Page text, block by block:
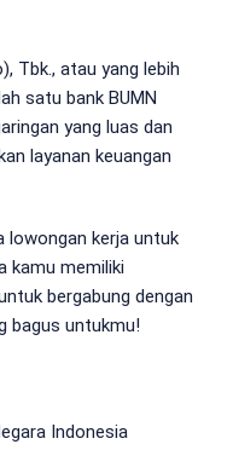
Tbk., atau yang lebih
satu bank BUMN
yang luas dan
layanan keuangan
lowongan kerja untuk
kamu memiliki
bergabung dengan
bagus untukmu!
Indonesia